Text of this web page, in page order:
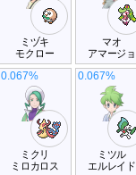
ミヅキ
モクロー
マオ
アマージョ
ミクリ
ミロカロス
0.067%
ミツル
エルレイド
0.067%